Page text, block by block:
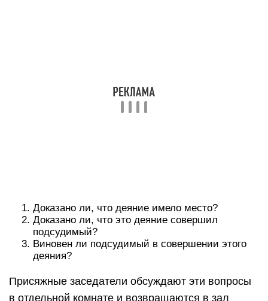
Доказано ли, что деяние имело место?
Доказано ли, что это деяние совершил
подсудимый?
Виновен ли подсудимый в совершении этого
деяния?
Присяжные заседатели обсуждают эти вопросы
в отдельной комнате и возвращаются в зал